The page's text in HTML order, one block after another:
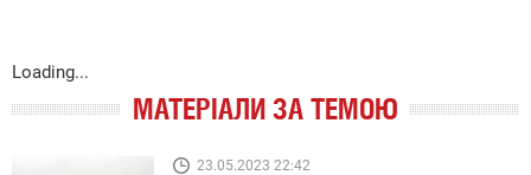
Loading...
МАТЕРІАЛИ ЗА ТЕМОЮ
23.05.2023 22:42